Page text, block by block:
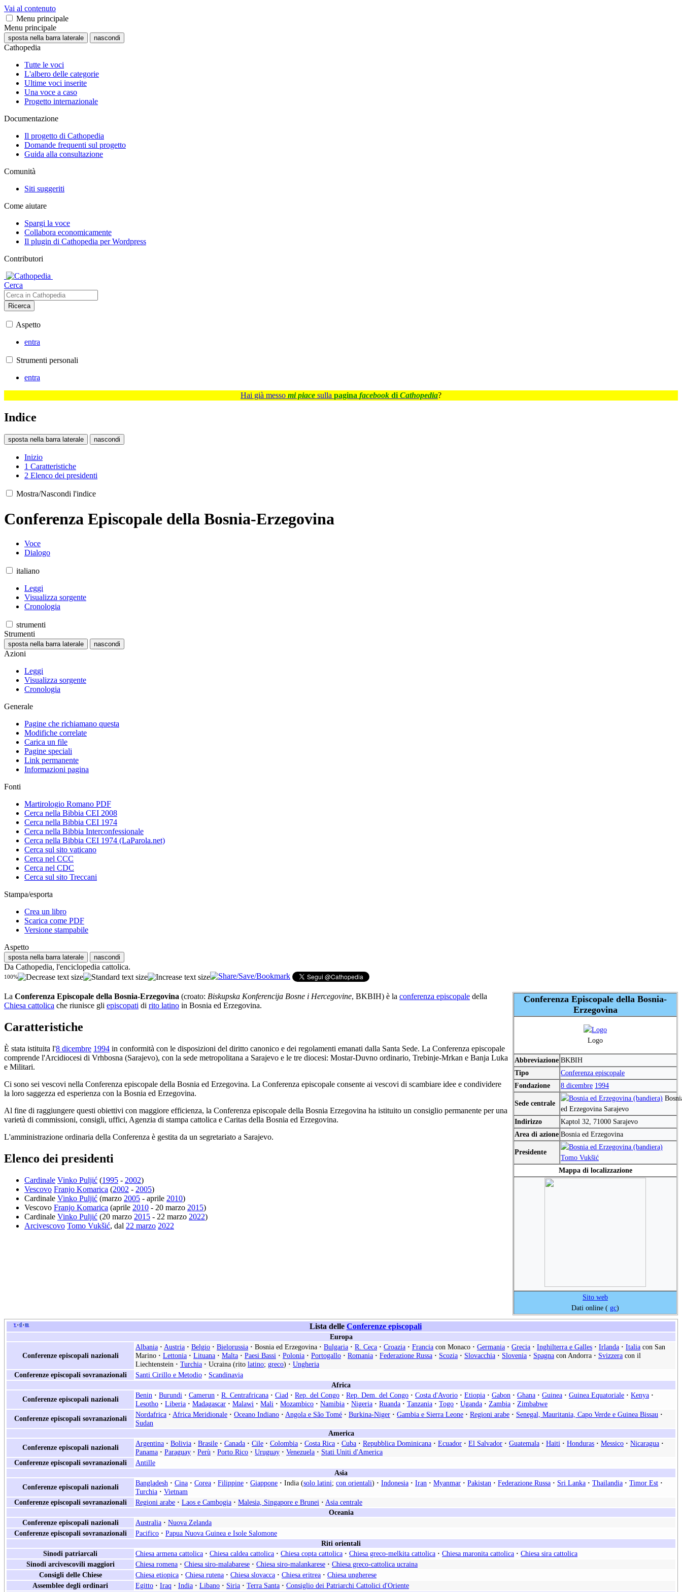
Vai al contenuto
Menu principale
Menu principale
sposta nella barra laterale nascondi
Cathopedia
Tutte le voci
L'albero delle categorie
Ultime voci inserite
Una voce a caso
Progetto internazionale
Documentazione
Il progetto di Cathopedia
Domande frequenti sul progetto
Guida alla consultazione
Comunità
Siti suggeriti
Come aiutare
Spargi la voce
Collabora economicamente
Il plugin di Cathopedia per Wordpress
Contributori
Cerca
Ricerca
Aspetto
entra
Strumenti personali
entra
Hai già messo mi piace sulla pagina facebook di Cathopedia?
Indice
sposta nella barra laterale nascondi
Inizio
1 Caratteristiche
2 Elenco dei presidenti
Mostra/Nascondi l'indice
Conferenza Episcopale della Bosnia-Erzegovina
Voce
Dialogo
italiano
Leggi
Visualizza sorgente
Cronologia
strumenti
Strumenti
sposta nella barra laterale nascondi
Azioni
Leggi
Visualizza sorgente
Cronologia
Generale
Pagine che richiamano questa
Modifiche correlate
Carica un file
Pagine speciali
Link permanente
Informazioni pagina
Fonti
Martirologio Romano PDF
Cerca nella Bibbia CEI 2008
Cerca nella Bibbia CEI 1974
Cerca nella Bibbia Interconfessionale
Cerca nella Bibbia CEI 1974 (LaParola.net)
Cerca sul sito vaticano
Cerca nel CCC
Cerca nel CDC
Cerca sul sito Treccani
Stampa/esporta
Crea un libro
Scarica come PDF
Versione stampabile
Aspetto
sposta nella barra laterale nascondi
Da Cathopedia, l'enciclopedia cattolica.
100%
Conferenza Episcopale della Bosnia-
Erzegovina
Logo
Abbreviazione BKBIH
Tipo
Conferenza episcopale
Fondazione
8 dicembre 1994
Sede centrale
ed Erzegovina Sarajevo
Indirizzo
Kaptol 32, 71000 Sarajevo
Area di azione Bosnia ed Erzegovina
Presidente
Tomo Vukšić
Mappa di localizzazione
Sito web
Dati online ( gc)
La Conferenza Episcopale della Bosnia-Erzegovina (croato: Biskupska Konferencija Bosne i Hercegovine, BKBIH) è la conferenza episcopale della
Chiesa cattolica che riunisce gli episcopati di rito latino in Bosnia ed Erzegovina.
Caratteristiche
È stata istituita l'8 dicembre 1994 in conformità con le disposizioni del diritto canonico e dei regolamenti emanati dalla Santa Sede. La Conferenza episcopale
comprende l'Arcidiocesi di Vrhbosna (Sarajevo), con la sede metropolitana a Sarajevo e le tre diocesi: Mostar-Duvno ordinario, Trebinje-Mrkan e Banja Luka
e Militari.
Ci sono sei vescovi nella Conferenza episcopale della Bosnia ed Erzegovina. La Conferenza episcopale consente ai vescovi di scambiare idee e condividere
la loro saggezza ed esperienza con la Bosnia ed Erzegovina.
Al fine di raggiungere questi obiettivi con maggiore efficienza, la Conferenza episcopale della Bosnia Erzegovina ha istituito un consiglio permanente per una
varietà di commissioni, consigli, uffici, Agenzia di stampa cattolica e Caritas della Bosnia ed Erzegovina.
L'amministrazione ordinaria della Conferenza è gestita da un segretariato a Sarajevo.
Elenco dei presidenti
Cardinale Vinko Puljić (1995 - 2002)
Vescovo Franjo Komarica (2002 - 2005)
Cardinale Vinko Puljić (marzo 2005 - aprile 2010)
Vescovo Franjo Komarica (aprile 2010 - 20 marzo 2015)
Cardinale Vinko Puljić (20 marzo 2015 - 22 marzo 2022)
Arcivescovo Tomo Vukšić, dal 22 marzo 2022
v • d • m Lista delle Conferenze episcopali
Europa
Conferenze episcopali nazionali
Albania · Austria · Belgio · Bielorussia · Bosnia ed Erzegovina · Bulgaria · R. Ceca · Croazia · Francia con Monaco · Germania · Grecia · Inghilterra e Galles · Irlanda · Italia con San
Marino · Lettonia · Lituana · Malta · Paesi Bassi · Polonia · Portogallo · Romania · Federazione Russa · Scozia · Slovacchia · Slovenia · Spagna con Andorra · Svizzera con il
Liechtenstein · Turchia · Ucraina (rito latino; greco) · Ungheria
Conferenze episcopali sovranazionali
Santi Cirillo e Metodio · Scandinavia
Africa
Conferenze episcopali nazionali
Benin · Burundi · Camerun · R. Centrafricana · Ciad · Rep. del Congo · Rep. Dem. del Congo · Costa d'Avorio · Etiopia · Gabon · Ghana · Guinea · Guinea Equatoriale · Kenya ·
Lesotho · Liberia · Madagascar · Malawi · Mali · Mozambico · Namibia · Nigeria · Ruanda · Tanzania · Togo · Uganda · Zambia · Zimbabwe
Conferenze episcopali sovranazionali
Nordafrica · Africa Meridionale · Oceano Indiano · Angola e São Tomé · Burkina-Niger · Gambia e Sierra Leone · Regioni arabe · Senegal, Mauritania, Capo Verde e Guinea Bissau ·
Sudan
America
Conferenze episcopali nazionali
Argentina · Bolivia · Brasile · Canada · Cile · Colombia · Costa Rica · Cuba · Repubblica Dominicana · Ecuador · El Salvador · Guatemala · Haiti · Honduras · Messico · Nicaragua ·
Panama · Paraguay · Perù · Porto Rico · Uruguay · Venezuela · Stati Uniti d'America
Conferenze episcopali sovranazionali
Antille
Asia
Conferenze episcopali nazionali
Bangladesh · Cina · Corea · Filippine · Giappone · India (solo latini; con orientali) · Indonesia · Iran · Myanmar · Pakistan · Federazione Russa · Sri Lanka · Thailandia · Timor Est ·
Turchia · Vietnam
Conferenze episcopali sovranazionali
Regioni arabe · Laos e Cambogia · Malesia, Singapore e Brunei · Asia centrale
Oceania
Conferenze episcopali nazionali
Australia · Nuova Zelanda
Conferenze episcopali sovranazionali
Pacifico · Papua Nuova Guinea e Isole Salomone
Riti orientali
Sinodi patriarcali
Chiesa armena cattolica · Chiesa caldea cattolica · Chiesa copta cattolica · Chiesa greco-melkita cattolica · Chiesa maronita cattolica · Chiesa sira cattolica
Sinodi arcivescovili maggiori
Chiesa romena · Chiesa siro-malabarese · Chiesa siro-malankarese · Chiesa greco-cattolica ucraina
Consigli delle Chiese
Chiesa etiopica · Chiesa rutena · Chiesa slovacca · Chiesa eritrea · Chiesa ungherese
Assemblee degli ordinari
Egitto · Iraq · India · Libano · Siria · Terra Santa · Consiglio dei Patriarchi Cattolici d'Oriente